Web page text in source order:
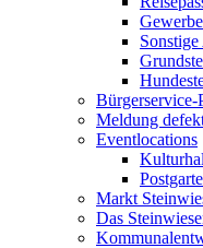
Bürgerservice-
Meldung
Eventlocations
Markt
Das